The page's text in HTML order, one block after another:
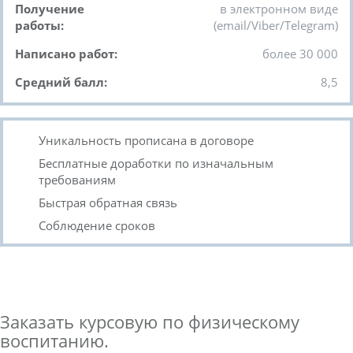
Получение
работы:
в электронном виде
(email/Viber/Telegram)
Написано работ:
более 30 000
Средний балл:
8,5
Уникальность прописана в договоре
Бесплатные доработки по изначальным
требованиям
Быстрая обратная связь
Соблюдение сроков
Заказать курсовую по физическому
воспитанию.